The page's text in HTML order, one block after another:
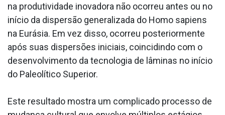
na produtividade inovadora não ocorreu antes ou no
início da dispersão generalizada do Homo sapiens
na Eurásia. Em vez disso, ocorreu posteriormente
após suas dispersões iniciais, coincidindo com o
desenvolvimento da tecnologia de lâminas no início
do Paleolítico Superior.
Este resultado mostra um complicado processo de